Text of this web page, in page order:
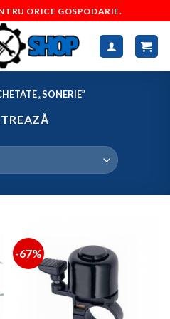
ORICE GOSPODARIE.
„SONERIE”
-67%